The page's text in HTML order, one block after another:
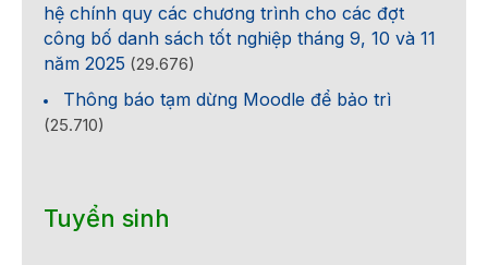
hệ chính quy các chương trình cho các đợt
công bố danh sách tốt nghiệp tháng 9, 10 và 11
năm 2025 (29.676)
Thông báo tạm dừng Moodle để bảo trì
(25.710)
Tuyển sinh